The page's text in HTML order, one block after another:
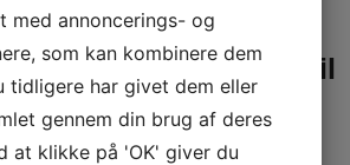
Vejle – Din guide til
ansøgning
Vejle kræver en korrekt udfyldt
med annoncerings- og
som kan kombinere dem
tidligere har givet dem eller
gennem din brug af deres
at klikke på 'OK' giver du